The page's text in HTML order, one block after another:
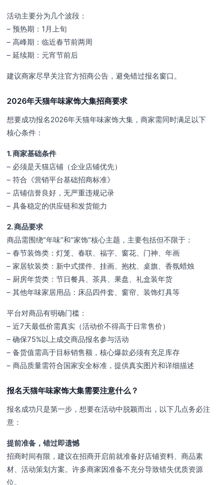
活动主要分为几个波段：
– 预热期：1月上旬
– 高峰期：临近春节前两周
– 延续期：元宵节前后
建议商家尽早关注官方招商公告，避免错过报名窗口。
2026年天猫年味家饰大集招商要求
想要成功报名2026年天猫年味家饰大集，商家需同时满足以下
核心条件：
1. 商家基础条件
– 必须是天猫店铺（企业店铺优先）
– 符合《营销平台基础招商标准》
– 店铺信誉良好，无严重违规记录
– 具备稳定的供应链和发货能力
2. 商品要求
商品需围绕“年味”和“家饰”核心主题，主要包括但不限于：
– 春节装饰类：灯笼、春联、福字、窗花、门神、年画
– 家居软装类：新中式摆件、挂画、抱枕、桌旗、香氛蜡烛
– 厨房年货类：节日餐具、茶具、果盘、礼盒装年货
– 其他年味家居用品：床品四件套、窗帘、装饰灯具等
平台对商品有明确门槛：
– 近7天最低价需真实（活动价不得高于日常售价）
– 确保75%以上成交商品报名参与活动
– 备货值需高于目标销售额，核心爆款必须有充足库存
– 商品质量需符合国家安全标准，提供真实图片和详细描述
报名天猫年味家饰大集需要注意什么？
报名成功只是第一步，想要在活动中脱颖而出，以下几点务必注
意：
提前准备，错过即遗憾
招商时间有限，建议在招商开启前就准备好店铺资料、商品素
材、活动策划方案。许多商家因准备不充分导致错失优质资源
位。